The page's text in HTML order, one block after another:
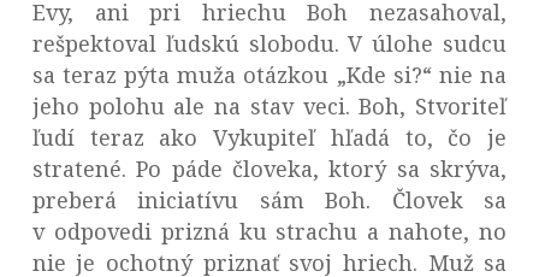
Evy, ani pri hriechu Boh nezasahoval,
rešpektoval ľudskú slobodu. V úlohe sudcu
sa teraz pýta muža otázkou „Kde si?“ nie na
jeho polohu ale na stav veci. Boh, Stvoriteľ
ľudí teraz ako Vykupiteľ hľadá to, čo je
stratené. Po páde človeka, ktorý sa skrýva,
preberá iniciatívu sám Boh. Človek sa
v odpovedi prizná ku strachu a nahote, no
nie je ochotný priznať svoj hriech. Muž sa